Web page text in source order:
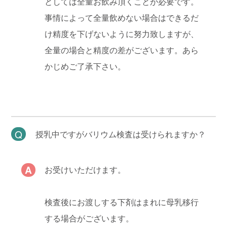
事情によって全量飲めない場合はできるだ
け精度を下げないように努力致しますが、
全量の場合と精度の差がございます。あら
かじめご了承下さい。
授乳中ですがバリウム検査は受けられますか？
お受けいただけます。
検査後にお渡しする下剤はまれに母乳移行
する場合がございます。